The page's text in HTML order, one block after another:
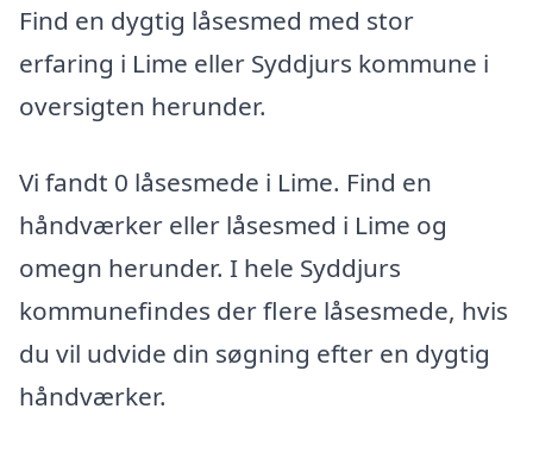
Find en dygtig låsesmed med stor
erfaring i Lime eller Syddjurs kommune i
oversigten herunder.
Vi fandt 0 låsesmede i Lime. Find en
håndværker eller låsesmed i Lime og
omegn herunder. I hele Syddjurs
kommunefindes der flere låsesmede, hvis
du vil udvide din søgning efter en dygtig
håndværker.